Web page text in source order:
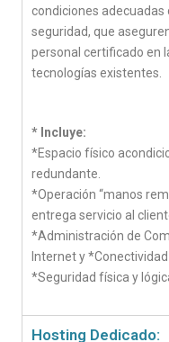
condiciones
seguridad, que
personal certificado en
tecnologías existentes.
* Incluye:
*Espacio físico
redundante.
*Operación “manos
entrega servicio al
*Administración de
Internet y *Conectividad
*Seguridad física y
Hosting Dedicado: